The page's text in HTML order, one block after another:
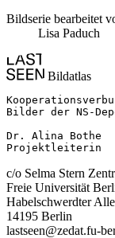
Bildserie bearbeitet
Lisa Paduch
Bildatlas
Bilder der NS-
Dr. Alina Bothe
Projektleiterin
c/o Selma Stern
Freie Universität
Habelschwerdter
14195 Berlin
lastseen@zedat.fu-